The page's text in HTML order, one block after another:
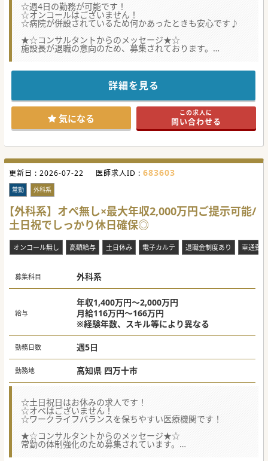
☆週4日の勤務が可能です！
☆オンコールはございません！
☆病院が併設されているため何かあったときも安心です♪
★☆コンサルタントからのメッセージ★☆
施設長が退職の意向のため、募集されております。
病院が併設されているため、時間外の対応は病院のドクター
週4日のご勤務で、就業時間も多少のご相談ができますの
で、ご興味がある方はお早目にお問合せください♪
#秋入職可
詳細を見る
気になる この求人に
問い合わせる
更新日 : 2026-07-22 医師求人ID : 683603
常勤 外科系
【外科系】オペ無し×最大年収2,000万円ご提示可能/
土日祝でしっかり休日確保◎
オンコール無し 高額給与 土日休み 電子カルテ 退職金制度あり 車通勤可
募集科目 外科系
給与
年収1,400万円～2,000万円
月給116万円～166万円
※経験年数、スキル等により異なる
勤務日数 週5日
勤務地 高知県 四万十市
☆土日祝日はお休みの求人です！
☆オペはございません！
☆ワークライフバランスを保ちやすい医療機関です！
★☆コンサルタントからのメッセージ★☆
常勤の体制強化のため募集されています。
土日祝日は原則お休みで、ワークライフバランスも保てま